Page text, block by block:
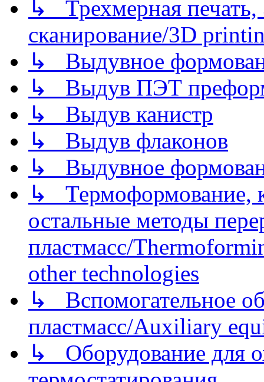
↳ Трехмерная
сканирование/3D
↳ Выдувное
↳ Выдув ПЭТ
↳ Выдув канистр
↳ Выдув флаконов
↳ Выдувное
↳ Термоформование,
остальные методы
пластмасс/
other technologies
↳ Вспомогательное
пластмасс/Auxiliary
↳ Оборудование для